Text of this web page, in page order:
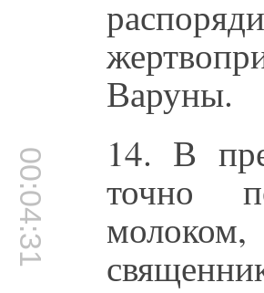
Варуны.
00:04:31 14. В
точно